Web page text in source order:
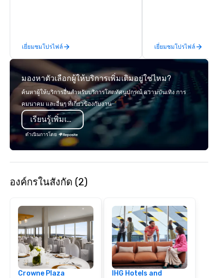
time they've asked you to find
something different and exciting for
everybody. When looking for specific
venues to host your group, it can be
quite challenging. And the last thing
you want is another work event that
feels more like a chore than a fun
activity. Your team doesn’t want to: -
Throw any more axes - Go bowling
again - Sit bored at a large group
dinner Experience The City's Haunted
will have the perfect opportunity to
so you can expect a fun, engaging,
and spooky event.
เยี่ยมชมโปรไฟล์
opening of R.J.
thanks to the
at more than 60
from fast casual to
restaurants.
เยี่ยมชมโปรไฟล์
มองหาตัวเลือกผู้ให้บริการเพิ่มเติมอยู่ใช่ไหม?
ค้นหาผู้ให้บริการอื่นสำหรับบริการโสตทัศนูปกรณ์ ความบันเทิง การ
คมนาคม และอื่นๆ ที่เกี่ยวข้องกับงาน
เรียนรู้เพิ่มเติม
ดำเนินการโดย
องค์กรในสังกัด (2)
Crowne Plaza
IHG Hotels and